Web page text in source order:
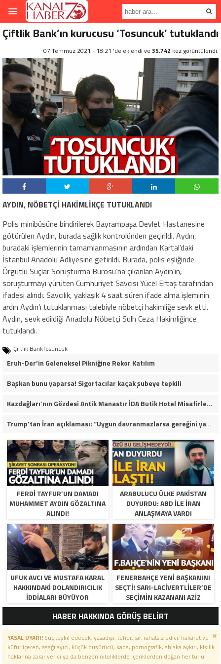
Çiftlik Bank’ın kurucusu ‘Tosuncuk’ tutuklandı
07 Temmuz 2021 - 18:21 'de eklendi ve 35.742 kez görüntülendi.
AYDIN, NÖBETÇİ HAKİMLİKÇE TUTUKLANDI
Polis minibüsüne bindirilerek Bayrampaşa Devlet Hastanesine
götürülen Aydın, burada sağlık kontrolünden geçirildi. Aydın,
buradaki işlemlerinin tamamlanmasının ardından Kartal’daki
İstanbul Anadolu Adliyesine getirildi. Burada, polis eşliğinde
Örgütlü Suçlar Soruşturma Bürosu’na çıkarılan Aydın’ın,
soruşturmayı yürüten Cumhuriyet Savcısı Yücel Ertaş tarafından
ifadesi alındı. Savcılık, yaklaşık 4 saat süren ifade alma işleminin
ardın Aydın’ı tutuklanması talebiyle nöbetçi hakimliğe sevk etti.
Aydın, sevk edildiği Anadolu Nöbetçi Sulh Ceza Hakimliğince
tutuklandı.
Çiftlik BankTosuncuk
Eruh-Der’in Geleneksel Pikniğine Rekor Katılım
Başkan bunu yaparsa! Sigortacılar kaçak şubeye tepkili
Kazdağları’nın Gözdesi Antik Manastır İDA Butik Hotel Misafirlerinden Tam Not Alıyor
Trump’tan İran açıklaması: “Uygun davranmazlarsa gereğini yaparım”
FERDI TAYFUR’UN DAMADI
MUHAMMET AYDIN GÖZALTINA
ALINDI!
ARABULUCU ÜLKE PAKISTAN
DUYURDU: ABD ILE İRAN
ANLAŞMAYA VARDI
UFUK AVCI VE MUSTAFA KARAL
HAKKINDAKI DOLANDIRICILIK
İDDIALARI BÜYÜYOR
FENERBAHÇE YENI BAŞKANINI
SEÇTI! SARI-LACIVERTLILER’DE
SEÇIMIN KAZANANI AZIZ
YILDIRIM OLDU
HABER HAKKINDA GÖRÜŞ BELİRT
YASAL UYARI!Suç teşkil edecek, yasadışı, tehditkar, rahatsız edici, hakaret ve
küfür içeren, aşağılayıcı, küçük düşürücü, kaba, pornografik, ahlaka aykırı, kişilik
haklarına zarar verici ya da benzeri niteliklerde içeriklerden doğan her türlü